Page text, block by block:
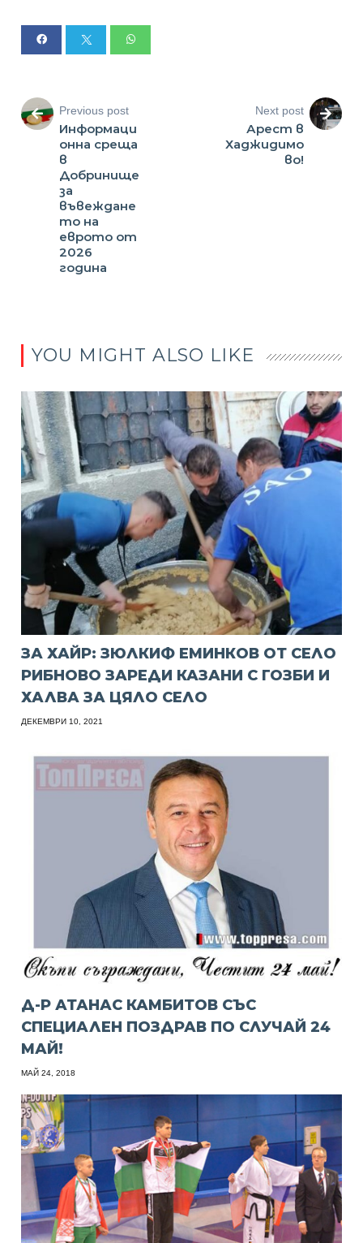
Previous post
Информаци
онна среща
в
Добринище
за
въвеждане
то на
еврото от
2026
година
Next post
Арест в
Хаджидимо
во!
YOU MIGHT ALSO LIKE
ЗА ХАЙР: ЗЮЛКИФ ЕМИНКОВ ОТ СЕЛО
РИБНОВО ЗАРЕДИ КАЗАНИ С ГОЗБИ И
ХАЛВА ЗА ЦЯЛО СЕЛО
ДЕКЕМВРИ 10, 2021
Д-Р АТАНАС КАМБИТОВ СЪС
СПЕЦИАЛЕН ПОЗДРАВ ПО СЛУЧАЙ 24
МАЙ!
МАЙ 24, 2018